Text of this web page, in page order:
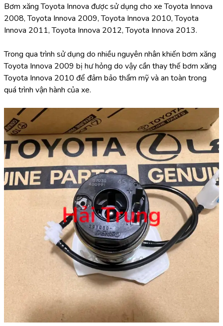
Bơm xăng Toyota Innova được sử dụng cho xe Toyota Innova
2008, Toyota Innova 2009, Toyota Innova 2010, Toyota
Innova 2011, Toyota Innova 2012, Toyota Innova 2013.
Trong qua trình sử dụng do nhiều nguyên nhân khiến bơm xăng
Toyota Innova 2009 bị hư hỏng do vậy cần thay thế bơm xăng
Toyota Innova 2010 để đảm bảo thẩm mỹ và an toàn trong
quá trình vận hành của xe.